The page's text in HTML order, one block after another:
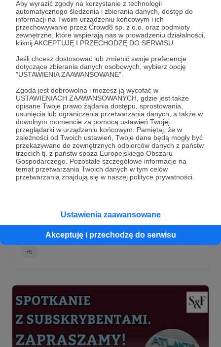
Aby wyrazić zgody na korzystanie z technologii
automatycznego śledzenia i zbierania danych, dostęp do
informacji na Twoim urządzeniu końcowym i ich
przechowywanie przez Crowd8 sp. z o.o. oraz podmioty
zewnętrzne, które wspierają nas w prowadzeniu działalności,
kliknij AKCEPTUJĘ I PRZECHODZĘ DO SERWISU.
Jeśli chcesz dostosować lub zmienić swoje preferencje
dotyczące zbierania danych osobowych, wybierz opcję
"USTAWIENIA ZAAWANSOWANE".
Zgoda jest dobrowolna i możesz ją wycofać w
USTAWIENIACH ZAAWANSOWANYCH, gdzie jest także
opisane Twoje prawo żądania dostępu, sprostowania,
usunięcia lub ograniczenia przetwarzania danych, a także w
dowolnym momencie za pomocą ustawień Twojej
przeglądarki w urządzeniu końcowym. Pamiętaj, że w
zależności od Twoich ustawień, Twoje dane będą mogły być
przekazywane do zewnętrznych odbiorców danych z państw
trzecich tj. z państw spoza Europejskiego Obszaru
Gospodarczego. Pozostałe szczegółowe informacje na
temat przetwarzania Twoich danych w tym celów
przetwarzania znajdują się w naszej polityce prywatności.
Ustawienia zaawansowane
Akceptuję i przechodzę do serwisu
Jacek Bartosiak Marek Budzisz Albert Świdziński
+6
12.01.2025 Komentarze: 2
Strategy&Future. Wydarzenie "Strategia
spotkanie z Zespołem Strategy & Future "Strategia dla
Polski na rok 2025".
Jacek Bartosiak Strategy&Future Marek Budzisz
+5